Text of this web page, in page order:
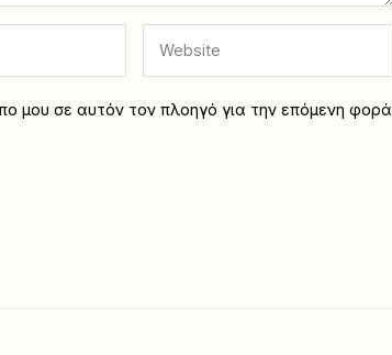
μου σε αυτόν τον πλοηγό για την επόμενη φορά